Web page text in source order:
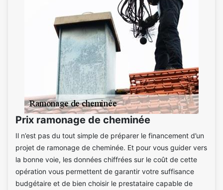
Prix ramonage de cheminée
Il n’est pas du tout simple de préparer le financement d’un
projet de ramonage de cheminée. Et pour vous guider vers
la bonne voie, les données chiffrées sur le coût de cette
opération vous permettent de garantir votre suffisance
budgétaire et de bien choisir le prestataire capable de